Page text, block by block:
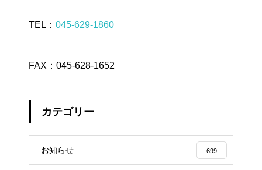
TEL： 045-629-1860
FAX：045-628-1652
カテゴリー
お知らせ 699